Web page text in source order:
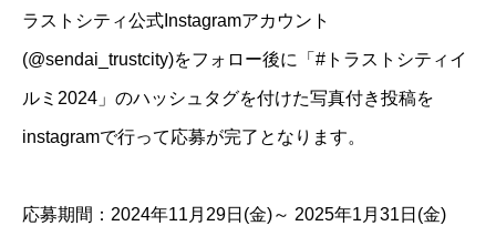
ラストシティ公式Instagramアカウント
(@sendai_trustcity)をフォロー後に「#トラストシティイ
ルミ2024」のハッシュタグを付けた写真付き投稿を
instagramで行って応募が完了となります。
応募期間：2024年11月29日(金)～ 2025年1月31日(金)